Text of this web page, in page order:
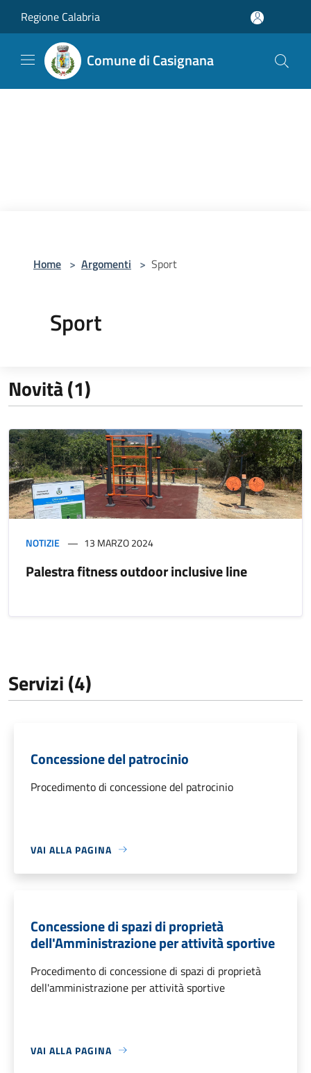
Regione Calabria
Comune di Casignana
Home > Argomenti > Sport
Sport
Novità (1)
NOTIZIE 13 MARZO 2024
Palestra fitness outdoor inclusive line
Servizi (4)
Concessione del patrocinio
Procedimento di concessione del patrocinio
VAI ALLA PAGINA
Concessione di spazi di proprietà
dell'Amministrazione per attività sportive
Procedimento di concessione di spazi di proprietà
dell'amministrazione per attività sportive
VAI ALLA PAGINA